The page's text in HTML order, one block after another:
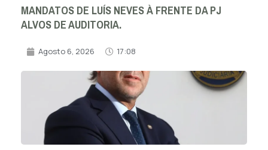
MANDATOS DE LUÍS NEVES À FRENTE DA PJ
ALVOS DE AUDITORIA.
Agosto 6, 2026 17:08